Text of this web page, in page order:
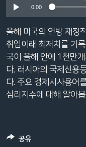
인
네
비
게
이
션
0:00
올해 미국의 연방 재정
취임이래 최저치를 기
국이 올해 안에 1천만
다. 러시아의 국제신용
다. 주요 경제시사용어
심리지수에 대해 알아
공유